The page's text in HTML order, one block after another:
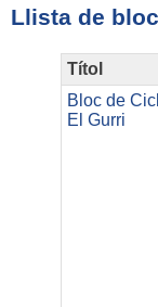
Llista de
Títol
Bloc de
El Gurri